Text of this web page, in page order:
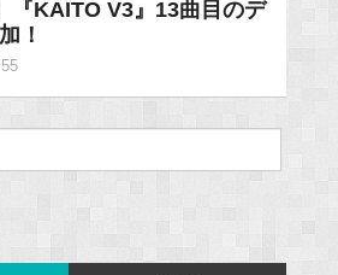
『KAITO V3』13曲目のデ
！